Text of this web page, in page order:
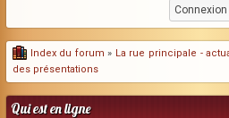
Index du forum » La rue principale -
des présentations
Qui est en ligne